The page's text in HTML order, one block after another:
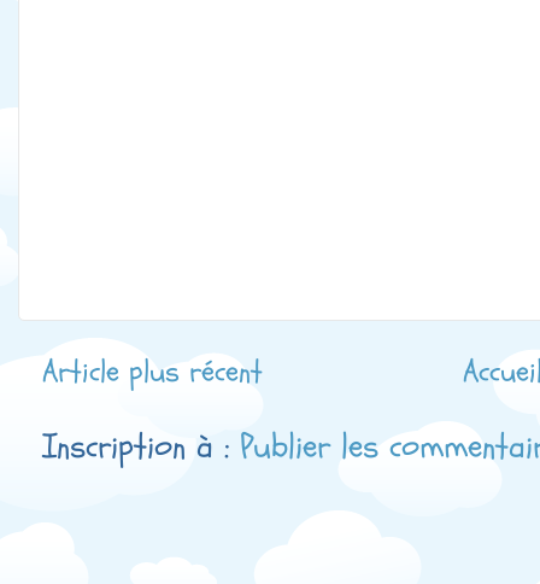
Article plus récent
Inscription à : Publier les